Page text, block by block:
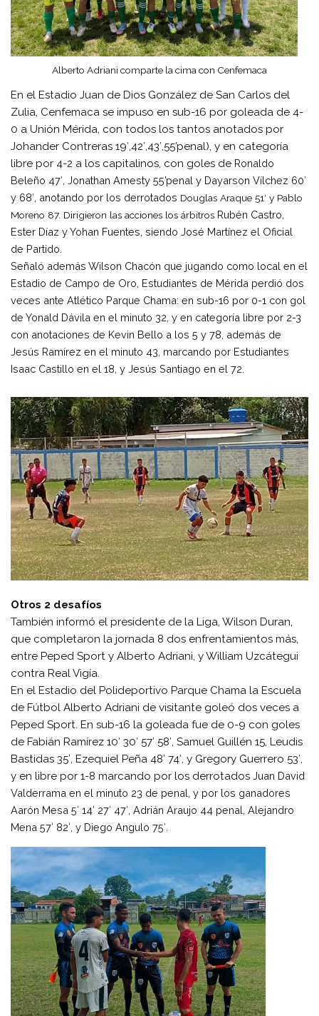
Alberto Adriani comparte la cima con Cenfemaca
En el Estadio Juan de Dios González de San Carlos del
Zulia, Cenfemaca se impuso en sub-16 por goleada de 4-
0 a Unión Mérida, con todos los tantos anotados por
Johander Contreras 19′,42′,43′,55’penal), y en categoría
libre por 4-2 a los capitalinos, con goles de Ronaldo
Beleño 47′, Jonathan Amesty 55’penal y Dayarson Vílchez 60′
y 68′, anotando por los derrotados Douglas Araque 51′ y Pablo
Moreno 87. Dirigieron las acciones los árbitros Rubén Castro,
Ester Díaz y Yohan Fuentes, siendo José Martínez el Oficial
de Partido.
Señaló además Wilson Chacón que jugando como local en el
Estadio de Campo de Oro, Estudiantes de Mérida perdió dos
veces ante Atlético Parque Chama: en sub-16 por 0-1 con gol
de Yonald Dávila en el minuto 32, y en categoría libre por 2-3
con anotaciones de Kevin Bello a los 5 y 78, además de
Jesús Ramírez en el minuto 43, marcando por Estudiantes
Isaac Castillo en el 18, y Jesús Santiago en el 72.
Otros 2 desafíos
También informó el presidente de la Liga, Wilson Duran,
que completaron la jornada 8 dos enfrentamientos más,
entre Peped Sport y Alberto Adriani, y William Uzcátegui
contra Real Vigía.
En el Estadio del Polideportivo Parque Chama la Escuela
de Fútbol Alberto Adriani de visitante goleó dos veces a
Peped Sport. En sub-16 la goleada fue de 0-9 con goles
de Fabián Ramírez 10′ 30′ 57′ 58′, Samuel Guillén 15, Leudis
Bastidas 35′, Ezequiel Peña 48′ 74′, y Gregory Guerrero 53′,
y en libre por 1-8 marcando por los derrotadosJuan David
Valderrama en el minuto 23 de penal, y por los ganadores
Aarón Mesa 5′ 14′ 27′ 47′, Adrián Araujo 44 penal, Alejandro
Mena 57′ 82′, y Diego Angulo 75′.